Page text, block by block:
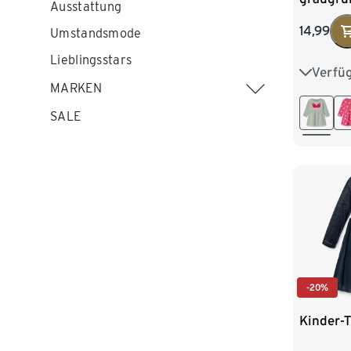
Ausstattung
Umstandsmode
Lieblingsstars
MARKEN
SALE
14,99
86/92
110/116
-20%
Kinder-